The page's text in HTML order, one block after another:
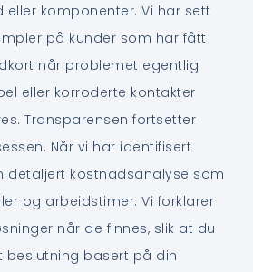
komponenter. Vi har sett
på kunder som har fått
når problemet egentlig
eller korroderte kontakter
Transparensen fortsetter
Når vi har identifisert
detaljert kostnadsanalyse som
og arbeidstimer. Vi forklarer
når de finnes, slik at du
beslutning basert på din